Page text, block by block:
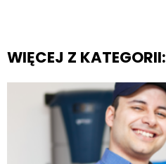
WIĘCEJ Z KATEGORII: